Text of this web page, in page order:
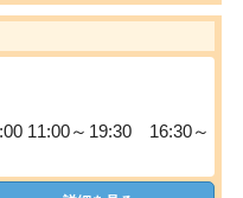
11:00～19:30 16:30～